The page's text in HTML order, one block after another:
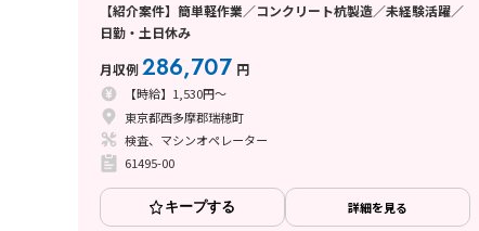
【紹介案件】簡単軽作業／コンクリート杭製造／未経験活躍／
日勤・土日休み
月収例286,707 円
【時給】1,530円～
東京都西多摩郡瑞穂町
検査、マシンオペレーター
61495-00
キープする 詳細を見る